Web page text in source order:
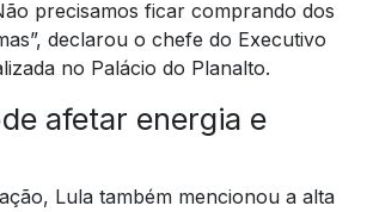
precisamos ficar comprando dos
declarou o chefe do Executivo
no Palácio do Planalto.
afetar energia e
Lula também mencionou a alta